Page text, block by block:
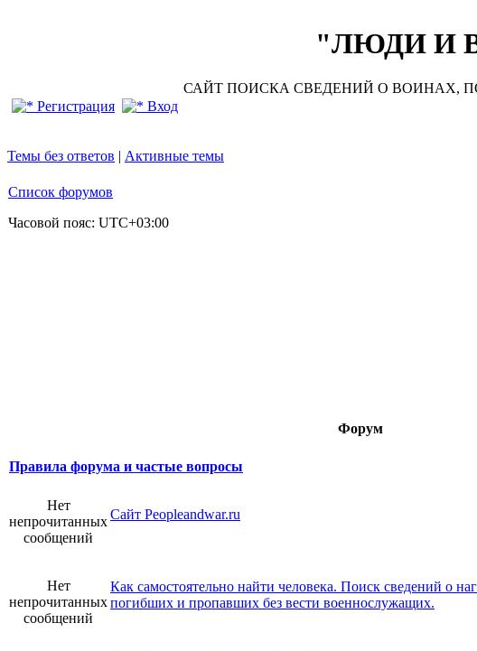
"ЛЮДИ И
САЙТ ПОИСКА СВЕДЕНИЙ О ВОИНАХ,
Регистрация
Вход
Темы без ответов | Активные темы
Список форумов
Часовой пояс: UTC+03:00
Форум
Правила форума и частые вопросы
Нет
непрочитанных
сообщений
Сайт Peopleandwar.ru
Нет
непрочитанных
сообщений
Как самостоятельно найти человека. Поиск сведений о
погибших и пропавших без вести военнослужащих.